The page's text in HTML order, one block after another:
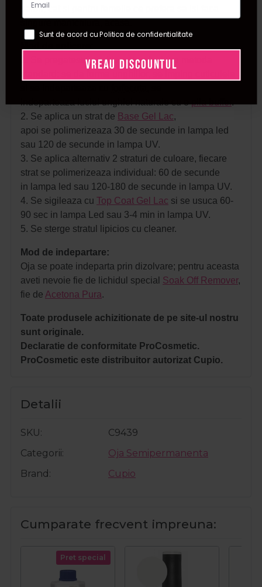
salon, cat si pentru femeile ce prefera sa isi faca
1. Se pregateste unghia naturala dupa metoda
indeparteaza luciul unghiei naturale cu opila buffer.
2. Se aplica un strat de Base Gel Lac,
apoi se polimerizeaza 30 de secunde in lampa led
sau 120 de secunde in lampa UV.
3. Se aplica alternativ 2 straturi de culoare, fiecare
strat se polimerizeaza individual: 60 de secunde
in lampa led sau 120-180 de secunde in lampa UV.
4. Se sigileaza cu Top Coat Gel Lac si se usuca 60-
90 sec in lampa Led sau 3-4 min in lampa UV.
5. Se sterge stratul lipicios cu cleaner.
Mod de indepartare:
Oja se poate indeparta prin dizolvare; pentru aceasta
aveti nevoie fie de lichidul special Soak Off Remover,
fie de Acetona Pura.
Toate produsele achizitionate de pe site-ul nostru
sunt originale.
Declaratie de conformitate ProCosmetic.
ProCosmetic este distribuitor autorizat Cupio.
Detalii
SKU
C9439
Categorii
Oja Semipermanenta
Brand
Cupio
Cumparate frecvent impreuna:
Pret special
Sunt de acord cu Politica de confidentialitate
VREAU DISCOUNTUL